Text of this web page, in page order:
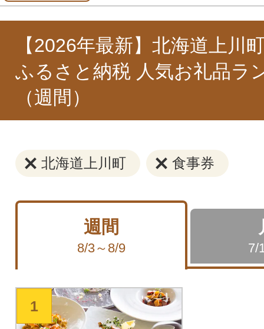
【2026年最新】北海道上川
ふるさと納税 人気お礼品ラ
（週間）
北海道上川町 食事券
週間
8/3～8/9 7/
1